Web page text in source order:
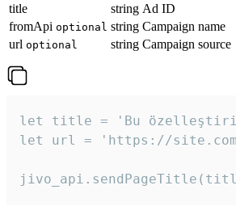
title
string Ad ID
fromApi optional string Campaign name
url optional string Campaign source
let title = 'Bu
let url = 'https://site.com/